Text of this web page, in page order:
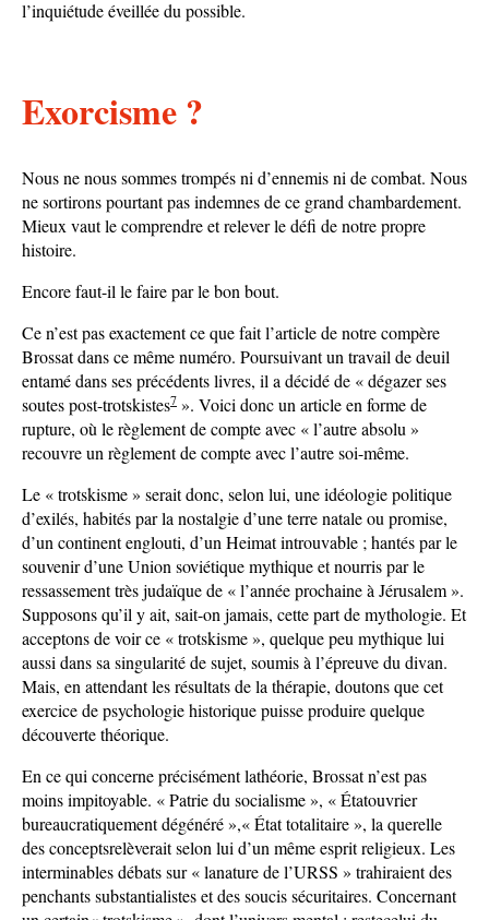
l’inquiétude éveillée du possible.
Exorcisme ?
Nous ne nous sommes trompés ni d’ennemis ni de combat. Nous
ne sortirons pourtant pas indemnes de ce grand chambardement.
Mieux vaut le comprendre et relever le défi de notre propre
histoire.
Encore faut-il le faire par le bon bout.
Ce n’est pas exactement ce que fait l’article de notre compère
Brossat dans ce même numéro. Poursuivant un travail de deuil
entamé dans ses précédents livres, il a décidé de « dégazer ses
soutes post-trotskistes7 ». Voici donc un article en forme de
rupture, où le règlement de compte avec « l’autre absolu »
recouvre un règlement de compte avec l’autre soi-même.
Le « trotskisme » serait donc, selon lui, une idéologie politique
d’exilés, habités par la nostalgie d’une terre natale ou promise,
d’un continent englouti, d’un Heimat introuvable ; hantés par le
souvenir d’une Union soviétique mythique et nourris par le
ressassement très judaïque de « l’année prochaine à Jérusalem ».
Supposons qu’il y ait, sait-on jamais, cette part de mythologie. Et
acceptons de voir ce « trotskisme », quelque peu mythique lui
aussi dans sa singularité de sujet, soumis à l’épreuve du divan.
Mais, en attendant les résultats de la thérapie, doutons que cet
exercice de psychologie historique puisse produire quelque
découverte théorique.
En ce qui concerne précisément lathéorie, Brossat n’est pas
moins impitoyable. « Patrie du socialisme », « Étatouvrier
bureaucratiquement dégénéré »,« État totalitaire », la querelle
des conceptsrelèverait selon lui d’un même esprit religieux. Les
interminables débats sur « lanature de l’URSS » trahiraient des
penchants substantialistes et des soucis sécuritaires. Concernant